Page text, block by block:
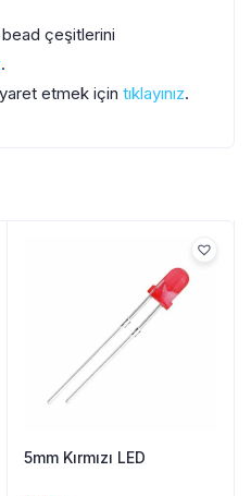
çeşitlerini
.
etmek için tıklayınız.
5mm Kırmızı LED